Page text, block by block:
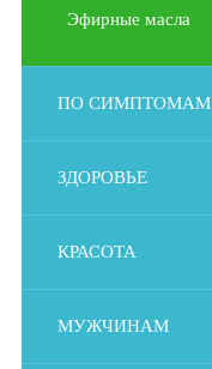
Эфирные масла
ПО СИМПТОМАМ
ЗДОРОВЬЕ
КРАСОТА
МУЖЧИНАМ